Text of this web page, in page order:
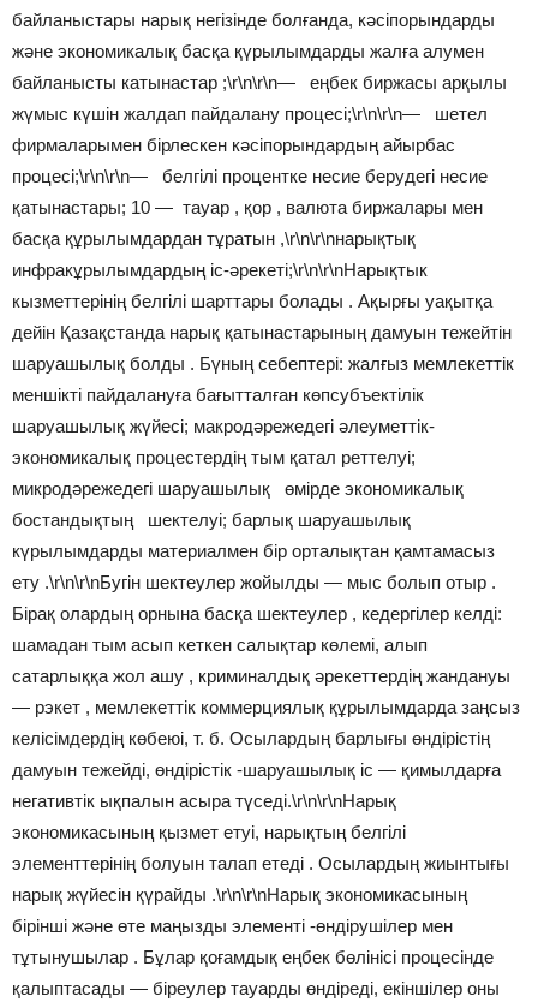
байланыстары нарық негізінде болғанда, кәсіпорындарды
және экономикалық басқа қүрылымдарды жалға алумен
байланысты катынастар ;\r\n\r\n— еңбек биржасы арқылы
жүмыс күшін жалдап пайдалану процесі;\r\n\r\n— шетел
фирмаларымен бірлескен кәсіпорындардың айырбас
процесі;\r\n\r\n— белгілі процентке несие берудегі несие
қатынастары; 10 — тауар , қор , валюта биржалары мен
басқа құрылымдардан тұратын ,\r\n\r\nнарықтық
инфракұрылымдардың іс-әрекеті;\r\n\r\nНарықтык
кызметтерінің белгілі шарттары болады . Ақырғы уақытқа
дейін Қазақстанда нарық қатынастарының дамуын тежейтін
шаруашылық болды . Бүның себептері: жалғыз мемлекеттік
меншікті пайдалануға бағытталған көпсубъектілік
шаруашылық жүйесі; макродәрежедегі әлеуметтік-
экономикалық процестердің тым қатал реттелуі;
микродәрежедегі шаруашылық өмірде экономикалық
бостандықтың шектелуі; барлық шаруашылық
күрылымдарды материалмен бір орталықтан қамтамасыз
ету .\r\n\r\nБугін шектеулер жойылды — мыс болып отыр .
Бірақ олардың орнына басқа шектеулер , кедергілер келді:
шамадан тым асып кеткен салықтар көлемі, алып
сатарлыққа жол ашу , криминалдық әрекеттердің жандануы
— рэкет , мемлекеттік коммерциялық құрылымдарда заңсыз
келісімдердің көбеюі, т. б. Осылардың барлығы өндірістің
дамуын тежейді, өндірістік -шаруашылық іс — қимылдарға
негативтік ықпалын асыра түседі.\r\n\r\nНарық
экономикасының қызмет етуі, нарықтың белгілі
элементтерінің болуын талап етеді . Осылардың жиынтығы
нарық жүйесін қүрайды .\r\n\r\nНарық экономикасының
бірінші және өте маңызды элементі -өндірушілер мен
тұтынушылар . Бұлар қоғамдық еңбек бөлінісі процесінде
қалыптасады — біреулер тауарды өндіреді, екіншілер оны